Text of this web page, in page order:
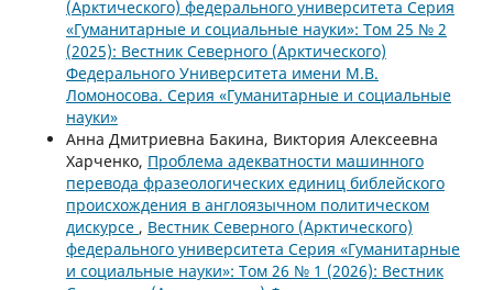
(Арктического) федерального университета Серия
«Гуманитарные и социальные науки»: Том 25 № 2
(2025): Вестник Северного (Арктического)
Федерального Университета имени М.В.
Ломоносова. Серия «Гуманитарные и социальные
науки»
Анна Дмитриевна Бакина, Виктория Алексеевна
Харченко, Проблема адекватности машинного
перевода фразеологических единиц библейского
происхождения в англоязычном политическом
дискурсе , Вестник Северного (Арктического)
федерального университета Серия «Гуманитарные
и социальные науки»: Том 26 № 1 (2026): Вестник